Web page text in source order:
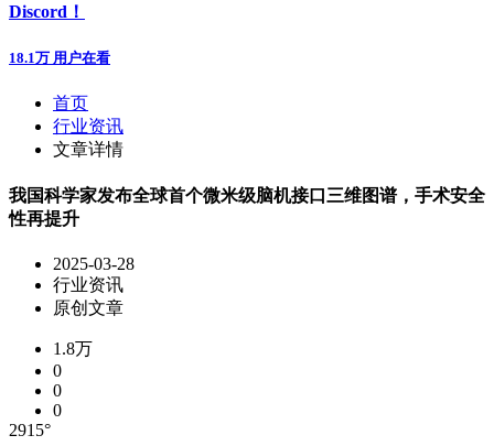
Discord！
18.1万 用户在看
首页
行业资讯
文章详情
我国科学家发布全球首个微米级脑机接口三维图谱，手术安全
性再提升
2025-03-28
行业资讯
原创文章
1.8万
0
0
0
2915°